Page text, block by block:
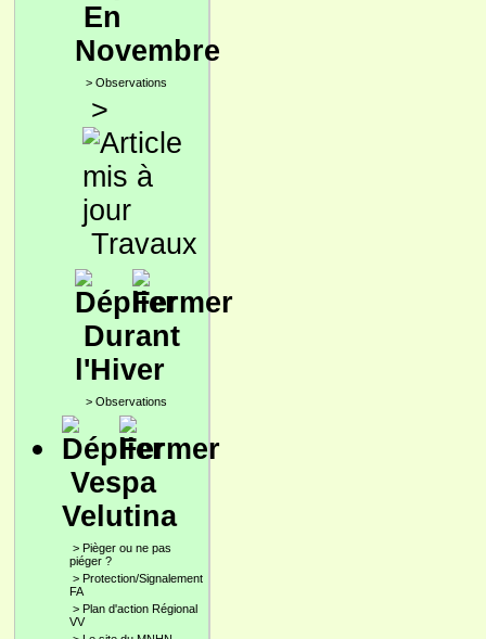
En
Novembre
> Observations
>
Travaux
Durant
l'Hiver
> Observations
Vespa
Velutina
> Pièger ou ne pas
piéger ?
> Protection/Signalement
FA
> Plan d'action Régional
VV